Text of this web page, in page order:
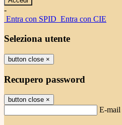
-
Entra con SPID Entra con CIE
Seleziona utente
button close ×
Recupero password
button close ×
E-mail